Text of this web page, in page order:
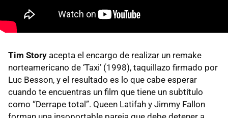
Tim Story acepta el encargo de realizar un remake
norteamericano de ‘Taxi’ (1998), taquillazo firmado por
Luc Besson, y el resultado es lo que cabe esperar
cuando te encuentras un film que tiene un subtítulo
como “Derrape total”. Queen Latifah y Jimmy Fallon